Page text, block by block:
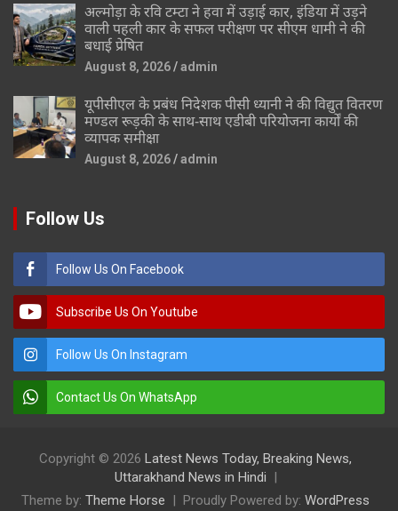
अल्मोड़ा के रवि टम्टा ने हवा में उड़ाई कार, इंडिया में उड़ने
वाली पहली कार के सफल परीक्षण पर सीएम धामी ने की
बधाई प्रेषित
August 8, 2026 admin
यूपीसीएल के प्रबंध निदेशक पीसी ध्यानी ने की विद्युत वितरण
मण्डल रूड़की के साथ-साथ एडीबी परियोजना कार्यों की
व्यापक समीक्षा
August 8, 2026 admin
Follow Us
Follow Us On Facebook
Subscribe Us On Youtube
Follow Us On Instagram
Contact Us On WhatsApp
Copyright © 2026 Latest News Today, Breaking News,
Uttarakhand News in Hindi
Theme by: Theme Horse Proudly Powered by: WordPress